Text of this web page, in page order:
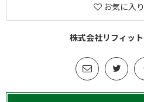
お気に入
株式会社リフィッ